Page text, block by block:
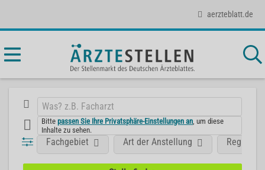
aerzteblatt.de
Bittepassen Sie Ihre Privatsphäre-Einstellungen an , um diese
Inhalte zu sehen.
Fachgebiet Art der Anstellung Region